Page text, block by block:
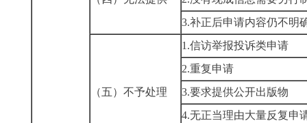
3.补正后申请内容仍不明
（五）不予处理
1.信访举报投诉类申请
2.重复申请
3.要求提供公开出版物
4.无正当理由大量反复申